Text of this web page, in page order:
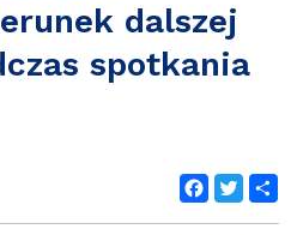
dalszej
spotkania
Facebook
Twitter